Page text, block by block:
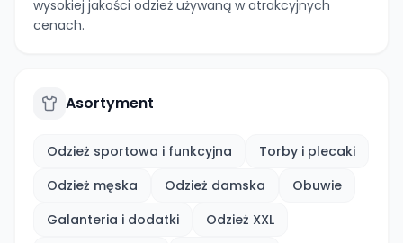
wysokiej jakości odzież używaną w atrakcyjnych
cenach.
Asortyment
Odzież sportowa i funkcyjna
Torby i plecaki
Odzież męska
Odzież damska
Obuwie
Galanteria i dodatki
Odzież XXL